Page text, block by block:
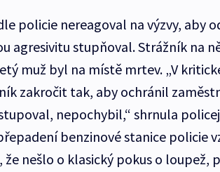
policie nereagoval na výzvy, aby
agresivitu stupňoval. Strážník na
muž byl na místě mrtev. „V
zakročit tak, aby ochránil
nepochybil,“ shrnula
benzinové stanice policie
že nešlo o klasický pokus o loupež,